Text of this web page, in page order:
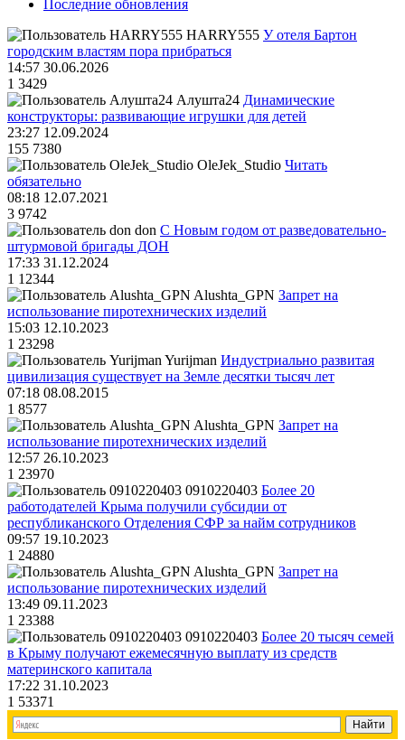
Последние обновления
HARRY555 У отеля Бартон
городским властям пора прибраться
14:57 30.06.2026
1 3429
Алушта24 Динамические
конструкторы: развивающие игрушки для детей
23:27 12.09.2024
155 7380
OleJek_Studio Читать
обязательно
08:18 12.07.2021
3 9742
don С Новым годом от разведовательно-
штурмовой бригады ДОН
17:33 31.12.2024
1 12344
Alushta_GPN Запрет на
использование пиротехнических изделий
15:03 12.10.2023
1 23298
Yurijman Индустриально развитая
цивилизация существует на Земле десятки тысяч лет
07:18 08.08.2015
1 8577
Alushta_GPN Запрет на
использование пиротехнических изделий
12:57 26.10.2023
1 23970
0910220403 Более 20
работодателей Крыма получили субсидии от
республиканского Отделения СФР за найм сотрудников
09:57 19.10.2023
1 24880
Alushta_GPN Запрет на
использование пиротехнических изделий
13:49 09.11.2023
1 23388
0910220403 Более 20 тысяч семей
в Крыму получают ежемесячную выплату из средств
материнского капитала
17:22 31.10.2023
1 53371